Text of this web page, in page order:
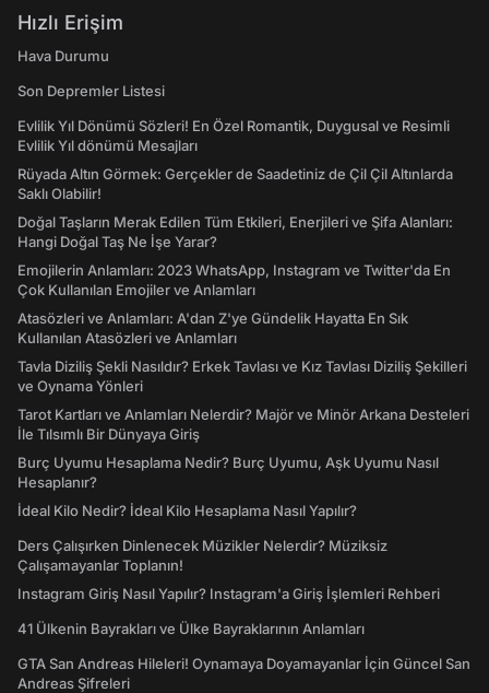
Hızlı Erişim
Hava Durumu
Son Depremler Listesi
Evlilik Yıl Dönümü Sözleri! En Özel Romantik, Duygusal ve Resimli
Evlilik Yıl dönümü Mesajları
Rüyada Altın Görmek: Gerçekler de Saadetiniz de Çil Çil Altınlarda
Saklı Olabilir!
Doğal Taşların Merak Edilen Tüm Etkileri, Enerjileri ve Şifa Alanları:
Hangi Doğal Taş Ne İşe Yarar?
Emojilerin Anlamları: 2023 WhatsApp, Instagram ve Twitter'da En
Çok Kullanılan Emojiler ve Anlamları
Atasözleri ve Anlamları: A'dan Z'ye Gündelik Hayatta En Sık
Kullanılan Atasözleri ve Anlamları
Tavla Diziliş Şekli Nasıldır? Erkek Tavlası ve Kız Tavlası Diziliş Şekilleri
ve Oynama Yönleri
Tarot Kartları ve Anlamları Nelerdir? Majör ve Minör Arkana Desteleri
İle Tılsımlı Bir Dünyaya Giriş
Burç Uyumu Hesaplama Nedir? Burç Uyumu, Aşk Uyumu Nasıl
Hesaplanır?
İdeal Kilo Nedir? İdeal Kilo Hesaplama Nasıl Yapılır?
Ders Çalışırken Dinlenecek Müzikler Nelerdir? Müziksiz
Çalışamayanlar Toplanın!
Instagram Giriş Nasıl Yapılır? Instagram'a Giriş İşlemleri Rehberi
41 Ülkenin Bayrakları ve Ülke Bayraklarının Anlamları
GTA San Andreas Hileleri! Oynamaya Doyamayanlar İçin Güncel San
Andreas Şifreleri